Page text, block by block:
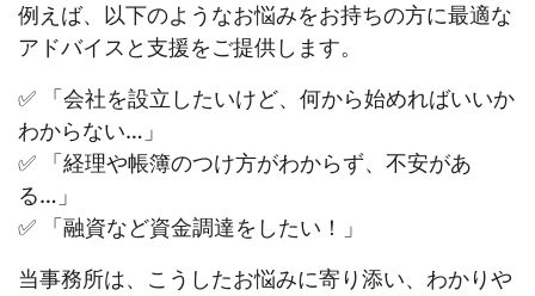
例えば、以下のようなお悩みをお持ちの方に最適な
アドバイスと支援をご提供します。
✅ 「会社を設立したいけど、何から始めればいいか
わからない…」
✅ 「経理や帳簿のつけ方がわからず、不安があ
る…」
✅ 「融資など資金調達をしたい！」
当事務所は、こうしたお悩みに寄り添い、わかりや